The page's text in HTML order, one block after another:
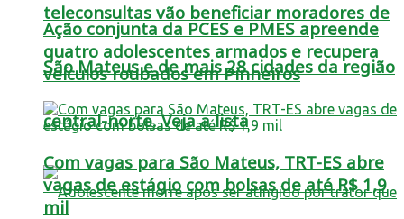
teleconsultas vão beneficiar moradores de
São Mateus e de mais 28 cidades da região
central-norte. Veja a lista
Ação conjunta da PCES e PMES apreende
quatro adolescentes armados e recupera
veículos roubados em Pinheiros
Com vagas para São Mateus, TRT-ES abre
vagas de estágio com bolsas de até R$ 1,9
mil